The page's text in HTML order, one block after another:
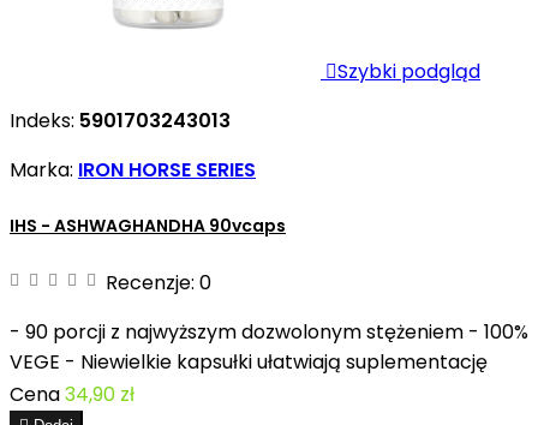
Szybki podgląd
Indeks: 5901703243013
Marka: IRON HORSE SERIES
IHS - ASHWAGHANDHA 90vcaps
Recenzje: 0
- 90 porcji z najwyższym dozwolonym stężeniem - 100%
VEGE - Niewielkie kapsułki ułatwiają suplementację
Cena34,90 zł